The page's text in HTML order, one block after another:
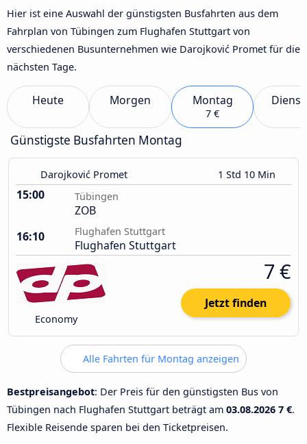
Hier ist eine Auswahl der günstigsten Busfahrten aus dem
Fahrplan von Tübingen zum Flughafen Stuttgart von
verschiedenen Busunternehmen wie Darojković Promet für die
nächsten Tage.
Heute Morgen Montag
7 €
Günstigste Busfahrten Montag
Darojković Promet 1 Std 10 Min
15:00 Tübingen
ZOB
16:10
Flughafen Stuttgart
Flughafen Stuttgart
Economy
7 €
Jetzt finden
Alle Fahrten für Montag anzeigen
Bestpreisangebot: Der Preis für den günstigsten Bus von
Tübingen nach Flughafen Stuttgart beträgt am 03.08.2026 7 €.
Flexible Reisende sparen bei den Ticketpreisen.